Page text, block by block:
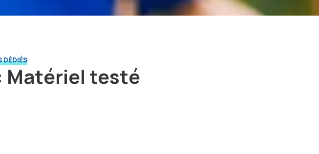
DÉDIÉS
Matériel testé